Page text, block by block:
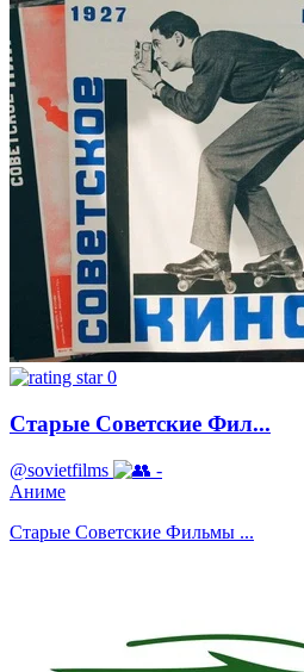
0
Старые Советские Фил...
@sovietfilms
-
Аниме
Старые Советские Фильмы ...